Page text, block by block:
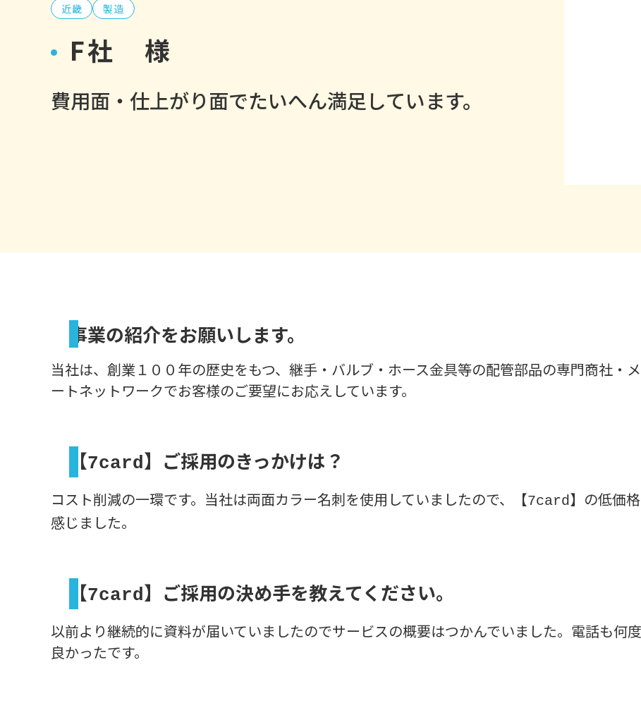
近畿 製造
F社 様
費用面・仕上がり面でたいへん満足しています。
事業の紹介をお願いします。
当社は、創業１００年の歴史をもつ、継手・バルブ・ホース金具等の配管部品の専門商社・
ートネットワークでお客様のご要望にお応えしています。
【7card】ご採用のきっかけは？
コスト削減の一環です。当社は両面カラー名刺を使用していましたので、【7card】の低価
感じました。
【7card】ご採用の決め手を教えてください。
以前より継続的に資料が届いていましたのでサービスの概要はつかんでいました。電話も何
良かったです。